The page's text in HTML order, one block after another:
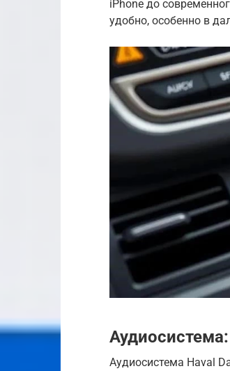
iPhone до
удобно, особенно в
Аудиосистема Haval